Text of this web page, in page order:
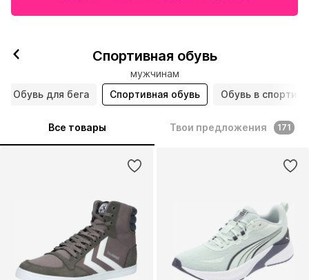
Спортивная обувь
мужчинам
Обувь для бега
Спортивная обувь Обувь в
Все товары Твои предложения 171